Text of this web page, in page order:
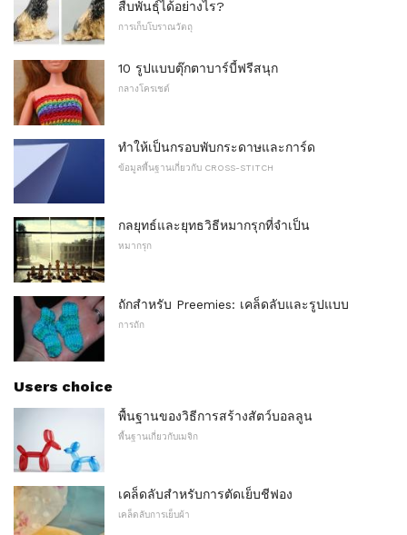
สืบพันธุ์ได้อย่างไร?
การเก็บโบราณวัตถุ
10 รูปแบบตุ๊กตาบาร์บี้ฟรีสนุก
กลางโครเชต์
ทำให้เป็นกรอบพับกระดาษและการ์ด
ข้อมูลพื้นฐานเกี่ยวกับ CROSS-STITCH
กลยุทธ์และยุทธวิธีหมากรุกที่จำเป็น
หมากรุก
ถักสำหรับ Preemies: เคล็ดลับและรูปแบบ
การถัก
Users choice
พื้นฐานของวิธีการสร้างสัตว์บอลลูน
พื้นฐานเกี่ยวกับเมจิก
เคล็ดลับสำหรับการตัดเย็บชีฟอง
เคล็ดลับการเย็บผ้า